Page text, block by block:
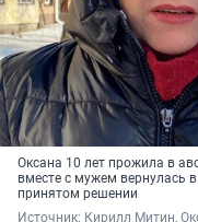
Оксана 10 лет прожила в
вместе с мужем вернулась
принятом решении
Источник: Кирилл Митин,